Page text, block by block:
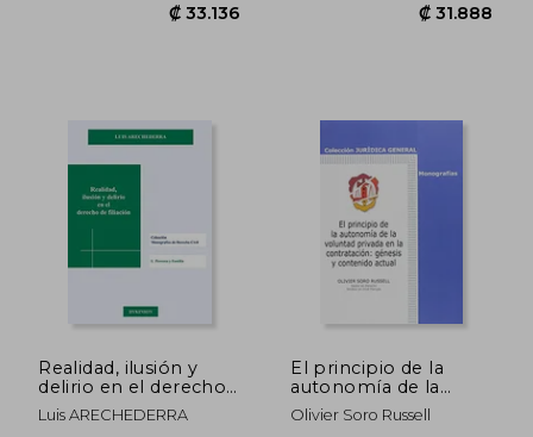
Realidad, ilusión y
delirio en el derecho
de filiación
Luis ARECHEDERRA
El principio de la
autonomía de la
voluntad privada en la
contratación: génesis
Olivier Soro Russell